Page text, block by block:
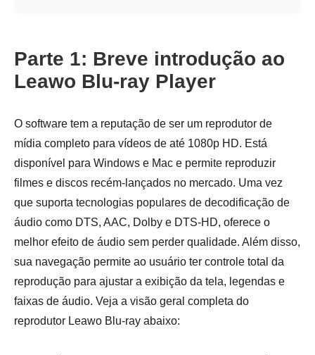
Parte 1: Breve introdução ao
Leawo Blu-ray Player
O software tem a reputação de ser um reprodutor de
mídia completo para vídeos de até 1080p HD. Está
disponível para Windows e Mac e permite reproduzir
filmes e discos recém-lançados no mercado. Uma vez
que suporta tecnologias populares de decodificação de
áudio como DTS, AAC, Dolby e DTS-HD, oferece o
melhor efeito de áudio sem perder qualidade. Além disso,
sua navegação permite ao usuário ter controle total da
reprodução para ajustar a exibição da tela, legendas e
faixas de áudio. Veja a visão geral completa do
reprodutor Leawo Blu-ray abaixo: